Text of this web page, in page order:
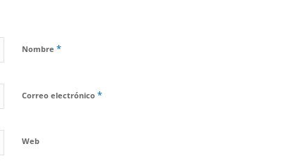
Nombre *
Correo electrónico *
Web